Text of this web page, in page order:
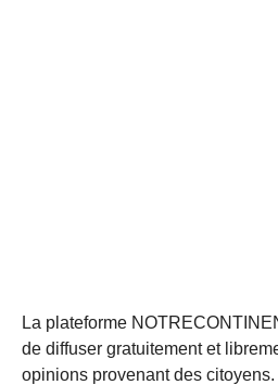
La plateforme
de diffuser gratuitement et
opinions provenant des